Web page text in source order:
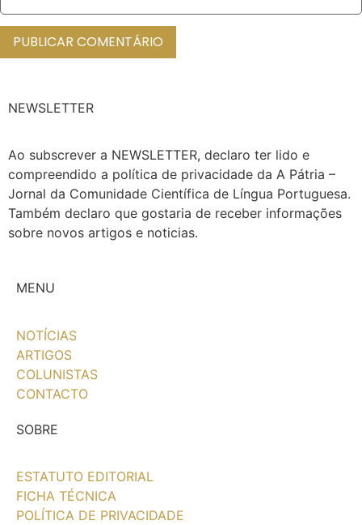
NEWSLETTER
Ao subscrever a NEWSLETTER, declaro ter lido e
compreendido a política de privacidade da A Pátria –
Jornal da Comunidade Científica de Língua Portuguesa.
Também declaro que gostaria de receber informações
sobre novos artigos e noticias.
MENU
NOTÍCIAS
ARTIGOS
COLUNISTAS
CONTACTO
SOBRE
ESTATUTO EDITORIAL
FICHA TÉCNICA
POLÍTICA DE PRIVACIDADE